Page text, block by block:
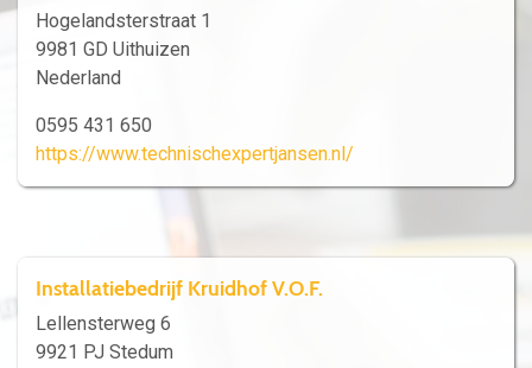
Hogelandsterstraat 1
9981 GD Uithuizen
Nederland
0595 431 650
https://www.technischexpertjansen.nl/
Installatiebedrijf Kruidhof V.O.F.
Lellensterweg 6
9921 PJ Stedum